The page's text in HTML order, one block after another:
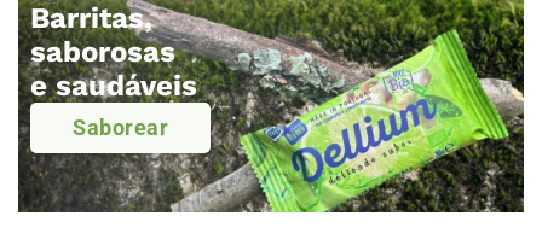
Barritas,
saborosas
e saudáveis
Saborear